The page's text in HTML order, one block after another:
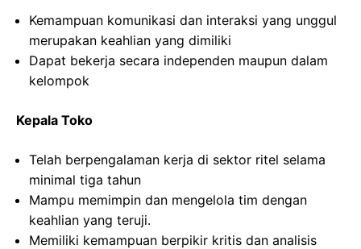
Kemampuan komunikasi dan interaksi yang unggul
merupakan keahlian yang dimiliki
Dapat bekerja secara independen maupun dalam
kelompok
Kepala Toko
Telah berpengalaman kerja di sektor ritel selama
minimal tiga tahun
Mampu memimpin dan mengelola tim dengan
keahlian yang teruji.
Memiliki kemampuan berpikir kritis dan analisis